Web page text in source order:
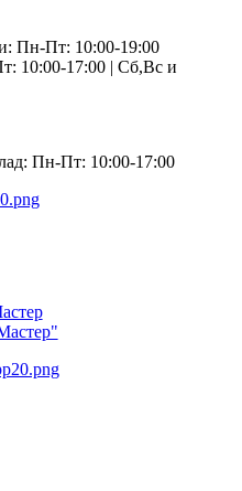
Пн-Пт: 10:00-19:00
10:00-17:00 | Сб,Вс и
Пн-Пт: 10:00-17:00